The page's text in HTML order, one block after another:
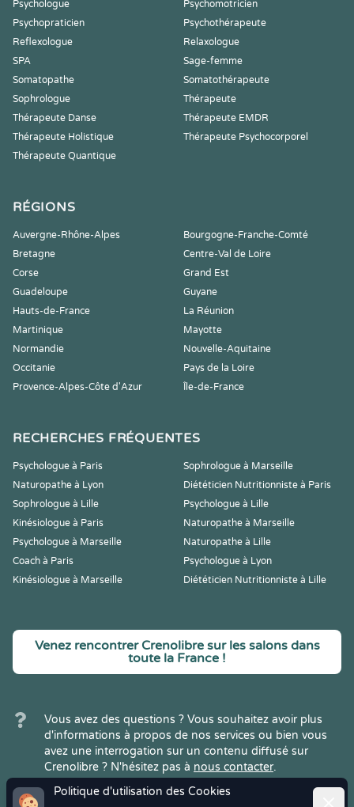
Politique d'utilisation des Cookies
Psychologue
Psychomotricien
Psychopraticien
Psychothérapeute
Reflexologue
Relaxologue
SPA
Sage-femme
Somatopathe
Somatothérapeute
Sophrologue
Thérapeute
Thérapeute Danse
Thérapeute EMDR
Thérapeute Holistique
Thérapeute Psychocorporel
Thérapeute Quantique
RÉGIONS
Auvergne-Rhône-Alpes
Bourgogne-Franche-Comté
Bretagne
Centre-Val de Loire
Corse
Grand Est
Guadeloupe
Guyane
Hauts-de-France
La Réunion
Martinique
Mayotte
Normandie
Nouvelle-Aquitaine
Occitanie
Pays de la Loire
Provence-Alpes-Côte d'Azur
Île-de-France
RECHERCHES FRÉQUENTES
Psychologue à Paris
Sophrologue à Marseille
Naturopathe à Lyon
Diététicien Nutritionniste à Paris
Sophrologue à Lille
Psychologue à Lille
Kinésiologue à Paris
Naturopathe à Marseille
Psychologue à Marseille
Naturopathe à Lille
Coach à Paris
Psychologue à Lyon
Kinésiologue à Marseille
Diététicien Nutritionniste à Lille
Venez rencontrer Crenolibre sur les salons dans
toute la France !
Vous avez des questions ? Vous souhaitez avoir plus
d'informations à propos de nos services ou bien vous
avez une interrogation sur un contenu diffusé sur
Crenolibre ? N'hésitez pas à nous contacter.